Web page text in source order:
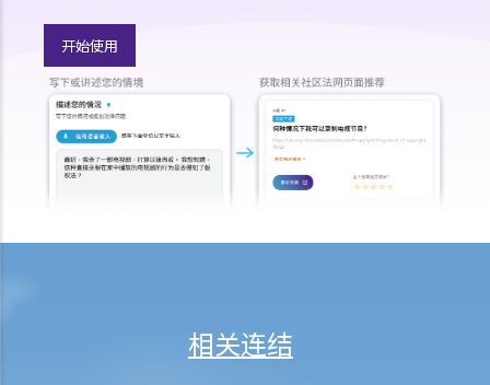
A. 市场上有哪些主要的银行贷款类型?
B. 贷款协议
1. 用途条款
2. 先决条件
3. 陈述及保证
4. 契约及承诺
6. 收费、佣金及费用
开始使用
相关连结